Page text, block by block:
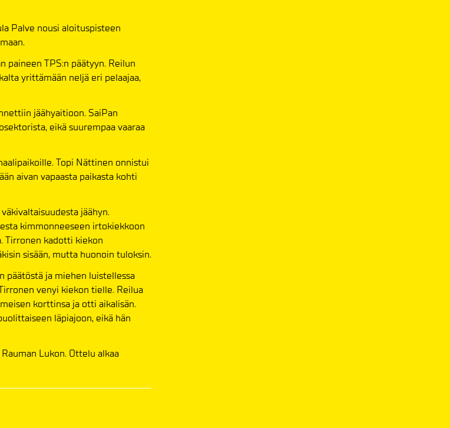
Palve nousi aloituspisteen
paineen TPS:n päätyyn. Reilun
yrittämään neljä eri pelaajaa,
jäähyaitioon. SaiPan
eikä suurempaa vaaraa
Topi Nättinen onnistui
aivan vapaasta paikasta kohti
jäähyn.
kimmonneeseen irtokiekkoon
Tirronen kadotti kiekon
sisään, mutta huonoin tuloksin.
päätöstä ja miehen luistellessa
venyi kiekon tielle. Reilua
korttinsa ja otti aikalisän.
läpiajoon, eikä hän
Lukon. Ottelu alkaa